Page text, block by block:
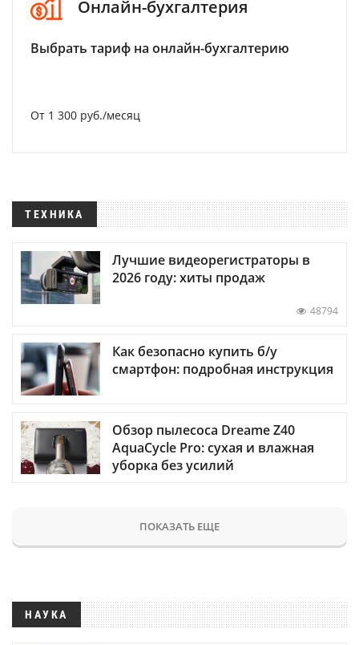
Онлайн-бухгалтерия
Выбрать тариф на онлайн-бухгалтерию
От 1 300 руб./месяц
ТЕХНИКА
Лучшие видеорегистраторы в
2026 году: хиты продаж
48794
Как безопасно купить б/у
смартфон: подробная инструкция
Обзор пылесоса Dreame Z40
AquaCycle Pro: сухая и влажная
уборка без усилий
ПОКАЗАТЬ ЕЩЕ
НАУКА